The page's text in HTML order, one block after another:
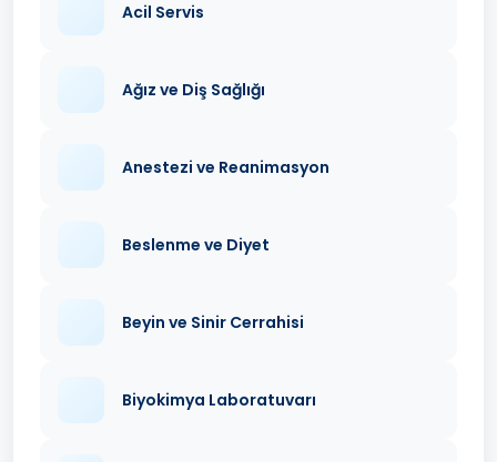
Acil Servis
Ağız ve Diş Sağlığı
Anestezi ve Reanimasyon
Beslenme ve Diyet
Beyin ve Sinir Cerrahisi
Biyokimya Laboratuvarı